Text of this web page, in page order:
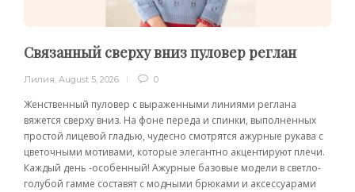
Связанный сверху вниз пуловер реглан
Лилия, August 5, 2026 0
Женственный пуловер с выраженными линиями реглана
вяжется сверху вниз. На фоне переда и спинки, выполненных
простой лицевой гладью, чудесно смотрятся ажурные рукава с
цветочными мотивами, которые элегантно акцентируют плечи.
Каждый день -особенный! Ажурные базовые модели в светло-
голубой гамме составят с модными брюками и аксессуарами